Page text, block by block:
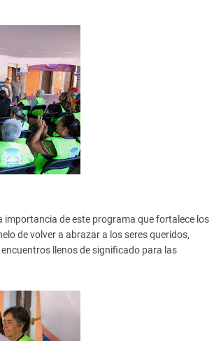
importancia de este programa que fortalece los
de volver a abrazar a los seres queridos,
llenos de significado para las